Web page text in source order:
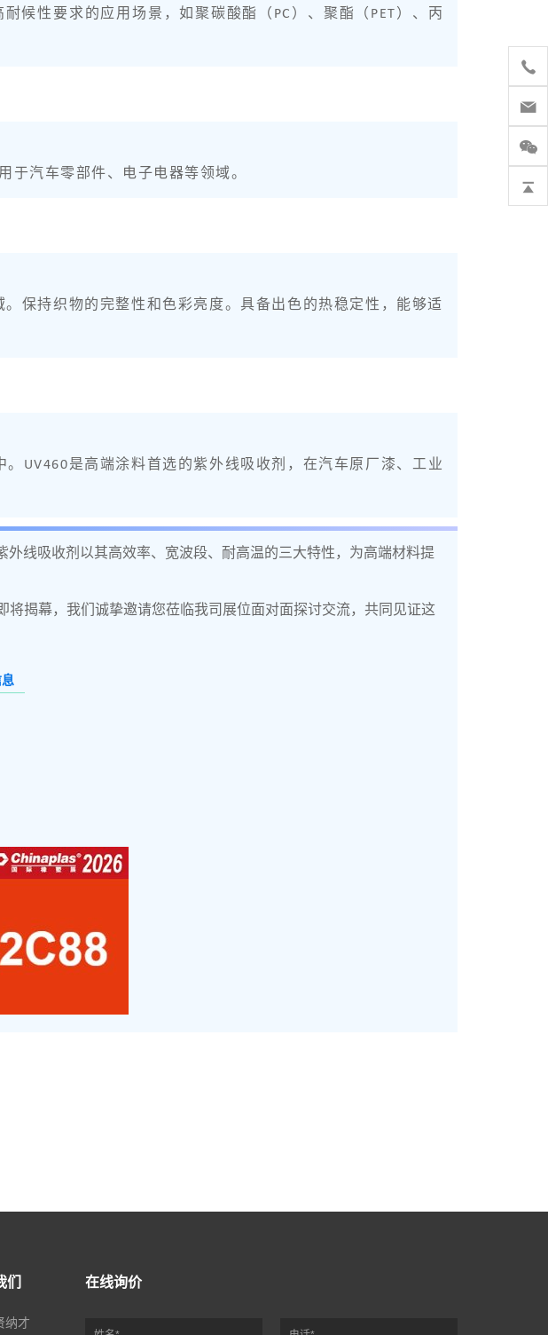
候性要求的应用场景，如聚碳酸酯（PC）、聚酯（PET）、丙
于汽车零部件、电子电器等领域。
保持织物的完整性和色彩亮度。具备出色的热稳定性，能够适
UV460是高端涂料首选的紫外线吸收剂，在汽车原厂漆、工业
线吸收剂以其高效率、宽波段、耐高温的三大特性，为高端材料提
将揭幕，我们诚挚邀请您莅临我司展位面对面探讨交流，共同见证这
们
纳才
在线询价